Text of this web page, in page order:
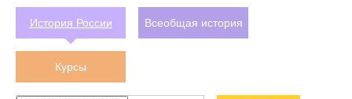
История России Всеобщая история
Курсы